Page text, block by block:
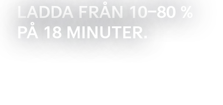
LADDA FRÅN 10–80 %
PÅ 18 MINUTER.